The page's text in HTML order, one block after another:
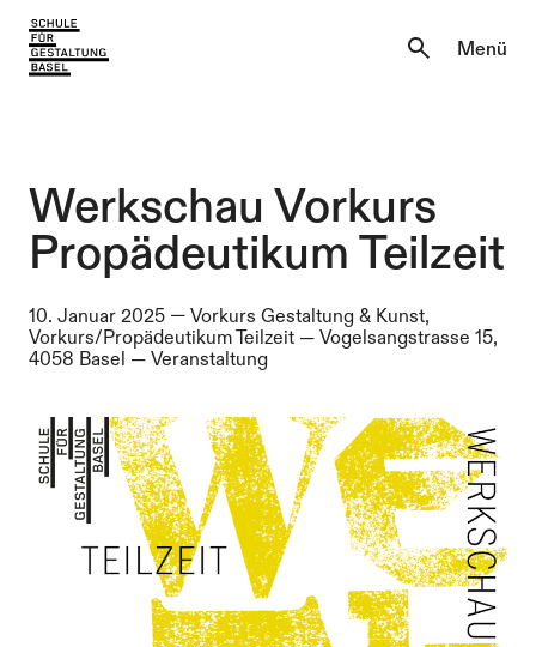
Einblicke
Lernen & Entdecken
Über uns
Institutionen
Menü
Aktuell
Lernen & Entdecken
Über uns
Institutionen
Werkschau Vorkurs
Propädeutikum Teilzeit
10. Januar 2025 — Vorkurs Gestaltung & Kunst,
Vorkurs/Propädeutikum Teilzeit — Vogelsangstrasse 15,
4058 Basel — Veranstaltung